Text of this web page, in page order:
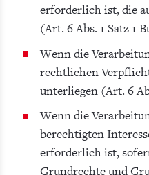
erforderlich ist, die
(Art. 6 Abs. 1 Satz 1
Wenn die
rechtlichen
unterliegen (Art. 6
Wenn die
berechtigten
erforderlich ist,
Grundrechte und